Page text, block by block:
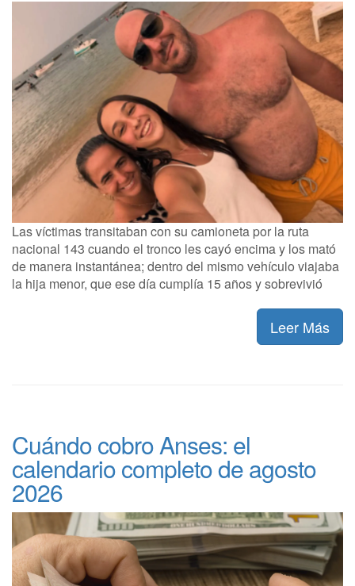
Las víctimas transitaban con su camioneta por la ruta
nacional 143 cuando el tronco les cayó encima y los mató
de manera instantánea; dentro del mismo vehículo viajaba
la hija menor, que ese día cumplía 15 años y sobrevivió
Leer Más
Cuándo cobro Anses: el
calendario completo de agosto
2026